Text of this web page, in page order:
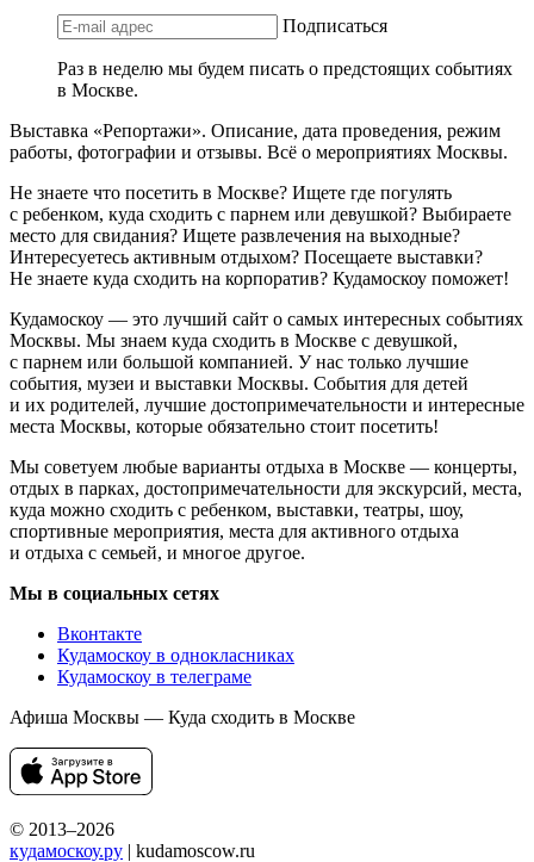
Подписаться
Раз в неделю мы будем писать о предстоящих событиях
в Москве.
Выставка «Репортажи». Описание, дата проведения, режим
работы, фотографии и отзывы. Всё о мероприятиях Москвы.
Не знаете что посетить в Москве? Ищете где погулять
с ребенком, куда сходить с парнем или девушкой? Выбираете
место для свидания? Ищете развлечения на выходные?
Интересуетесь активным отдыхом? Посещаете выставки?
Не знаете куда сходить на корпоратив? Кудамоскоу поможет!
Кудамоскоу — это лучший сайт о самых интересных событиях
Москвы. Мы знаем куда сходить в Москве с девушкой,
с парнем или большой компанией. У нас только лучшие
события, музеи и выставки Москвы. События для детей
и их родителей, лучшие достопримечательности и интересные
места Москвы, которые обязательно стоит посетить!
Мы советуем любые варианты отдыха в Москве — концерты,
отдых в парках, достопримечательности для экскурсий, места,
куда можно сходить с ребенком, выставки, театры, шоу,
спортивные мероприятия, места для активного отдыха
и отдыха с семьей, и многое другое.
Мы в социальных сетях
Вконтакте
Кудамоскоу в однокласниках
Кудамоскоу в телеграме
Афиша Москвы — Куда сходить в Москве
© 2013–2026
кудамоскоу.ру | kudamoscow.ru